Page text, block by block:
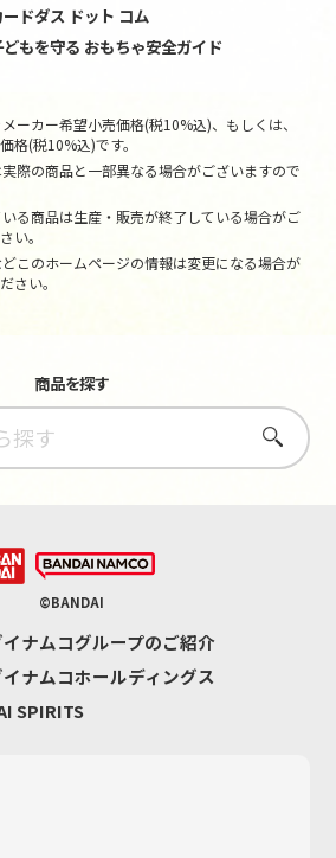
ードダス ドット コム
もを守る おもちゃ安全ガイド
ーカー希望小売価格(税10%込)、もしくは、
格(税10%込)です。
際の商品と一部異なる場合がございますので
る商品は生産・販売が終了している場合がご
い。
このホームページの情報は変更になる場合が
さい。
商品を探す
さがす
©BANDAI
ナムコグループのご紹介
ナムコホールディングス
SPIRITS